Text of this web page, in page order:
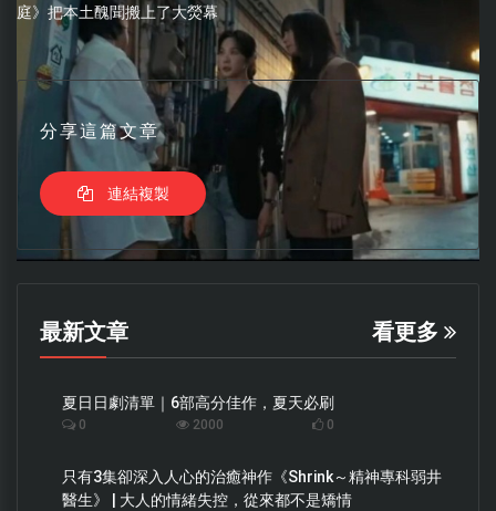
庭》把本土醜聞搬上了大熒幕
分享這篇文章
連結複製
最新文章 看更多
夏日日劇清單｜6部高分佳作，夏天必刷
0 2000 0
只有3集卻深入人心的治癒神作《Shrink～精神專科弱井
醫生》 | 大人的情緒失控，從來都不是矯情